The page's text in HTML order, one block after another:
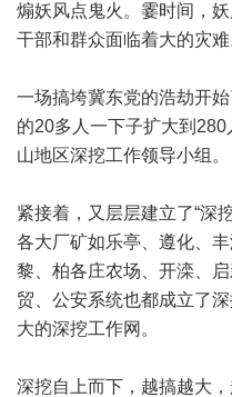
煽妖风点鬼火。霎时间，
干部和群众面临着大的灾难
一场搞垮冀东党的浩劫开
的20多人一下子扩大到
山地区深挖工作领导小组。
紧接着，又层层建立了“深
各大厂矿如乐亭、遵化、
黎、柏各庄农场、开滦、
贸、公安系统也都成立了
大的深挖工作网。
深挖自上而下，越搞越大